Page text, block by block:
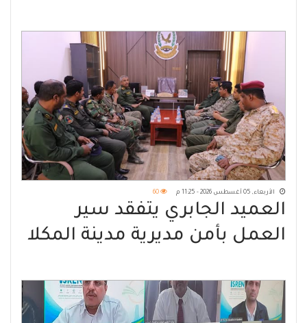
الأربعاء, 05 أغسطس 2026 - 11:25 م 60
العميد الجابري يتفقد سير
العمل بأمن مديرية مدينة المكلا
بالأداء الأمني